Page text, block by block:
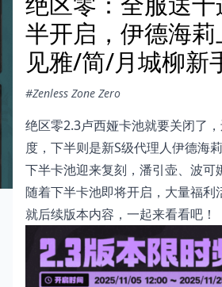
半开启，伊德海
见雅/简/月城柳新
#Zenless Zone Zero
绝区零2.3卢西娅卡池就要关闭了
度，下半则是新S级代理人伊德海
下半卡池迎来复刻，潘引壶、波可
随着下半卡池即将开启，大量福利
就后续版本内容，一起来看看吧！